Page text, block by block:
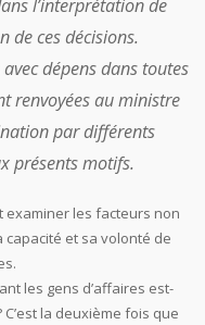
l’interprétation de
de ces décisions.
dépens dans toutes
renvoyées au ministre
par différents
présents motifs.
examiner les facteurs non
et sa volonté de
les gens d’affaires est-
la deuxième fois que